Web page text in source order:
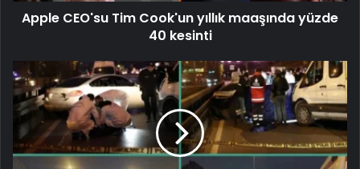
Apple CEO'su Tim Cook'un yıllık maaşında yüzde
40 kesinti